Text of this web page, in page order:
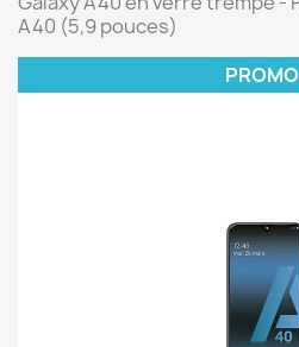
A40 (5,9 pouces)